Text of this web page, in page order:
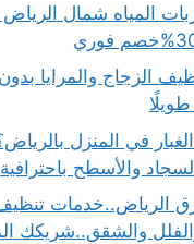
المياه شمال
الزجاج والمرايا
في المنزل
والأسطح باحترافية
الرياض..خدمات
والشقق..شريكك